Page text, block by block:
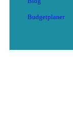
Budgetplaner